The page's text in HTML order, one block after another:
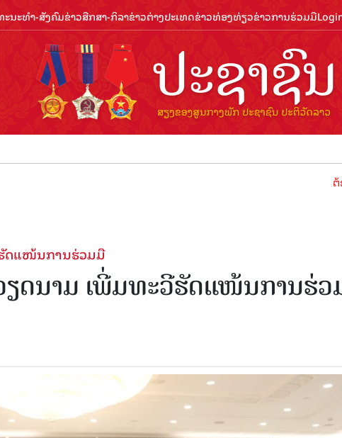
ນະທຳ-ສັງຄົມຂ່າວສືກສາ-ກິລາຂ່າວຕ່າງປະເທດຂ່າວທ່ອງທ່ຽວຂ່າວການຮ່ວມມື
ຕ້ອນຮັ
ດ​ແໜ້ນ​ການ​ຮ່ວມ​ມື​
ດ​ນາມ ເພີ່ມ​ທະ​ວີ​ຮັດ​ແໜ້ນ​ການ​ຮ່ວ